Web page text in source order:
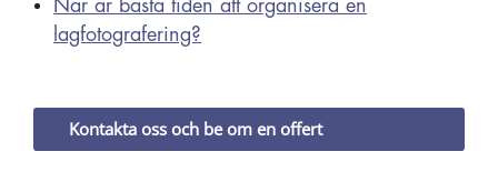
När är bästa tiden att organisera en
lagfotografering?
Kontakta oss och be om en offert